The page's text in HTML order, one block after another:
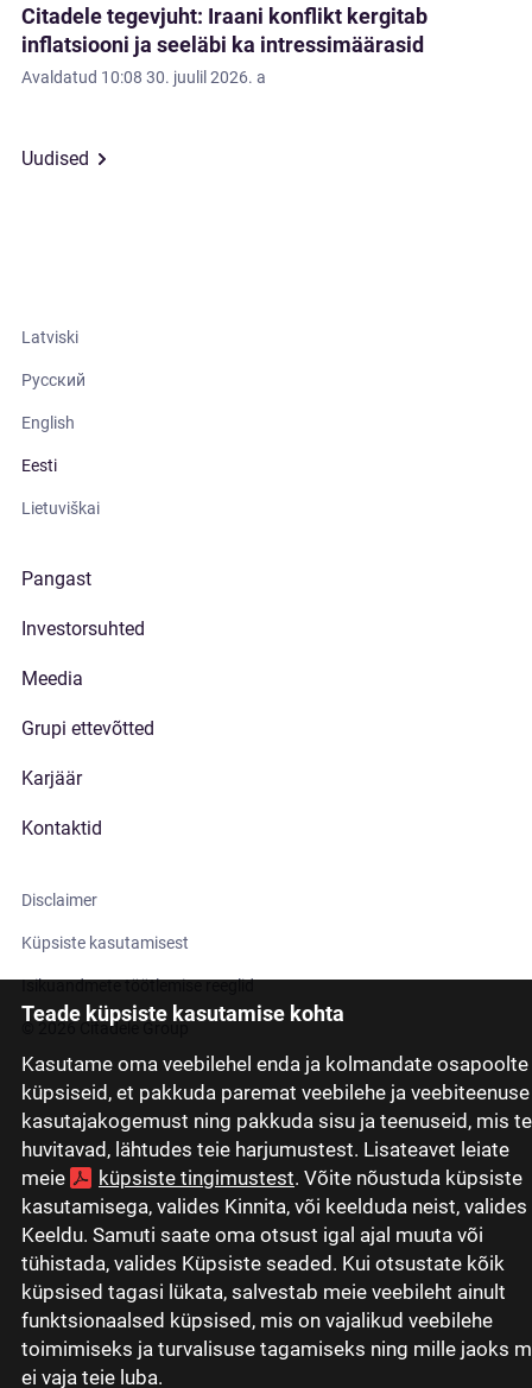
Teade küpsiste kasutamise kohta
Kasutame oma veebilehel enda ja kolmandate osapoolte
küpsiseid, et pakkuda paremat veebilehe ja veebiteenuse
kasutajakogemust ning pakkuda sisu ja teenuseid, mis
huvitavad, lähtudes teie harjumustest. Lisateavet leiate
meie
küpsiste tingimustest. Võite nõustuda küpsiste
kasutamisega, valides Kinnita, või keelduda neist, valides
Keeldu. Samuti saate oma otsust igal ajal muuta või
tühistada, valides Küpsiste seaded. Kui otsustate kõik
küpsised tagasi lükata, salvestab meie veebileht ainult
funktsionaalsed küpsised, mis on vajalikud veebilehe
toimimiseks ja turvalisuse tagamiseks ning mille jaoks
ei vaja teie luba.
Citadele tegevjuht: Iraani konflikt kergitab
inflatsiooni ja seeläbi ka intressimäärasid
Avaldatud 10:08 30. juulil 2026. a
Uudised
Latviski
Русский
English
Eesti
Lietuviškai
Pangast
Investorsuhted
Meedia
Grupi ettevõtted
Karjäär
Kontaktid
Disclaimer
Küpsiste kasutamisest
Isikuandmete töötlemise reeglid
© 2026 Citadele Group